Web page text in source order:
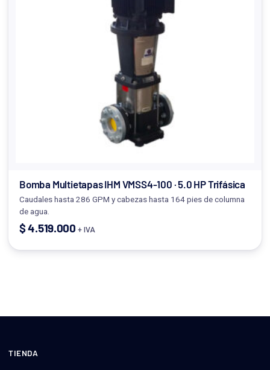
Bomba Multietapas IHM VMSS4-100 · 5.0 HP Trifásica
Caudales hasta 286 GPM y cabezas hasta 164 pies de columna
de agua.
$4.519.000 + IVA
TIENDA